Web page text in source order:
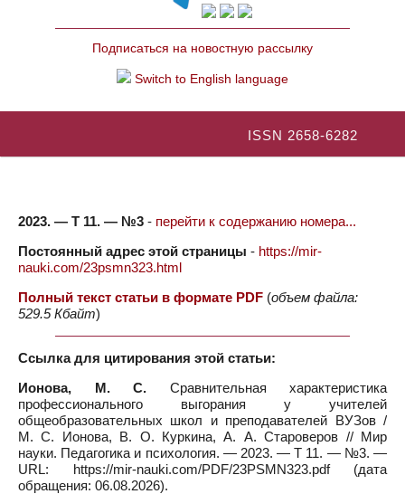
Подписаться на новостную рассылку
Switch to English language
ISSN 2658-6282
2023. — Т 11. — №3 - перейти к содержанию номера...
Постоянный адрес этой страницы - https://mir-
nauki.com/23psmn323.html
Полный текст статьи в формате PDF (объем файла:
529.5 Кбайт)
Ссылка для цитирования этой статьи:
Ионова, М. С. Сравнительная характеристика
профессионального выгорания у учителей
общеобразовательных школ и преподавателей ВУЗов /
М. С. Ионова, В. О. Куркина, А. А. Староверов // Мир
науки. Педагогика и психология. — 2023. — Т 11. — №3. —
URL: https://mir-nauki.com/PDF/23PSMN323.pdf (дата
обращения: 06.08.2026).